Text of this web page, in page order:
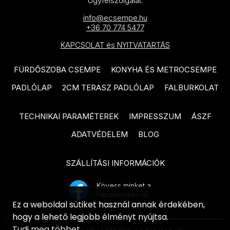
PARADYZ Happiness termékcsalád
PARADYZ Fiori termékcsalád
termékcsalád
PARADYZ Fancy termékcsalád
PARADYZ Porcelano termékcsalád
PARADYZ Afternoon termékcsalád
PARADYZ Pure City termékcsalád
PARADYZ Hope termékcsalád
PARADYZ Effect termékcsalád
TUBADZIN Grand Cave
termékcsalád
TUBADZIN Grey Pulpis
termékcsalád
TUBADZIN Balance Stone
ARTÉ Luno termékcsalád
ARTÉ Shellstone White
ARTÉ Nakano termékcsalád
info@ecsempe.hu
+36 70 774 5477
KAPCSOLAT és NYITVATARTÁS
FÜRDŐSZOBA CSEMPE
KONYHA ÉS METROCSEMPE
PADLÓLAP
2CM TERASZ PADLÓLAP FALBURKOLAT
TECHNIKAI PARAMÉTEREK IMPRESSZUM
ÁSZF
ADATVÉDELEM
BLOG
SZÁLLÍTÁSI INFORMÁCIÓK
Kövess minket a
Facebookon is!
Ez a weboldal sütiket használ annak érdekében,
hogy a lehető legjobb élményt nyújtsa.